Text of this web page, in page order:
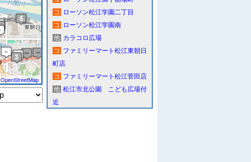
OpenStreetMap
コ
ローソン松江学園二丁目
コ
ローソン松江学園南
他 カラコロ広場
コ ファミリーマート松江東朝日
町店
コ ファミリーマート松江菅田店
他 松江市北公園 こども広場付
近